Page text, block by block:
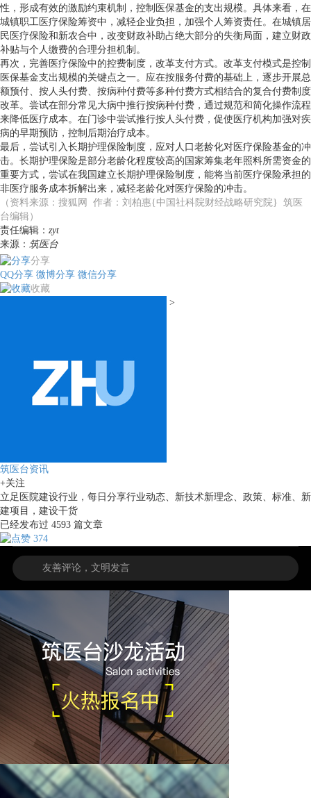
性，形成有效的激励约束机制，控制医保基金的支出规模。具体来看，在
城镇职工医疗保险筹资中，减轻企业负担，加强个人筹资责任。在城镇居
民医疗保险和新农合中，改变财政补助占绝大部分的失衡局面，建立财政
补贴与个人缴费的合理分担机制。
再次，完善医疗保险中的控费制度，改革支付方式。改革支付模式是控制
医保基金支出规模的关键点之一。应在按服务付费的基础上，逐步开展总
额预付、按人头付费、按病种付费等多种付费方式相结合的复合付费制度
改革。尝试在部分常见大病中推行按病种付费，通过规范和简化操作流程
来降低医疗成本。在门诊中尝试推行按人头付费，促使医疗机构加强对疾
病的早期预防，控制后期治疗成本。
最后，尝试引入长期护理保险制度，应对人口老龄化对医疗保险基金的冲
击。长期护理保险是部分老龄化程度较高的国家筹集老年照料所需资金的
重要方式，尝试在我国建立长期护理保险制度，能将当前医疗保险承担的
非医疗服务成本拆解出来，减轻老龄化对医疗保险的冲击。
（资料来源：搜狐网 作者：刘柏惠{中国社科院财经战略研究院} 筑医
台编辑）
责任编辑： zyt
来源： 筑医台
分享
QQ分享 微博分享 微信分享
收藏
>
筑医台资讯
+关注
立足医院建设行业，每日分享行业动态、新技术新理念、政策、标准、新
建项目，建设干货
已经发布过 4593 篇文章
374